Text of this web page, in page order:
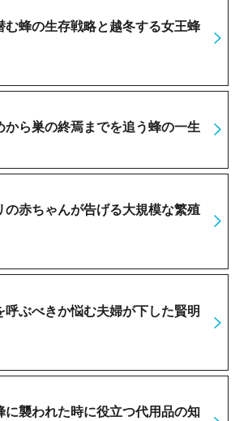
む蜂の生存戦略と越冬する女王蜂
から巣の終焉までを追う蜂の一生
の赤ちゃんが告げる大規模な繁殖
呼ぶべきか悩む夫婦が下した賢明
に襲われた時に役立つ代用品の知